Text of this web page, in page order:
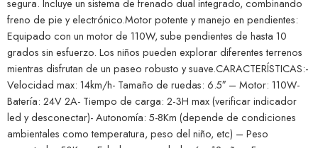
segura. Incluye un sistema de frenado dual integrado, combinando
freno de pie y electrónico.Motor potente y manejo en pendientes:
Equipado con un motor de 110W, sube pendientes de hasta 10
grados sin esfuerzo. Los niños pueden explorar diferentes terrenos
mientras disfrutan de un paseo robusto y suave.CARACTERÍSTICAS:-
Velocidad max: 14km/h- Tamaño de ruedas: 6.5″ – Motor: 110W-
Batería: 24V 2A- Tiempo de carga: 2-3H max (verificar indicador
led y desconectar)- Autonomía: 5-8Km (depende de condiciones
ambientales como temperatura, peso del niño, etc) – Peso